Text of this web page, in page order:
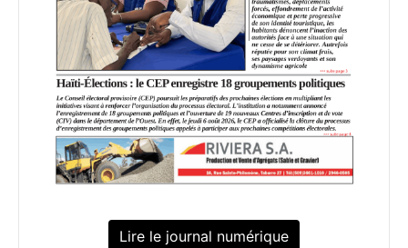
Lire le journal numérique